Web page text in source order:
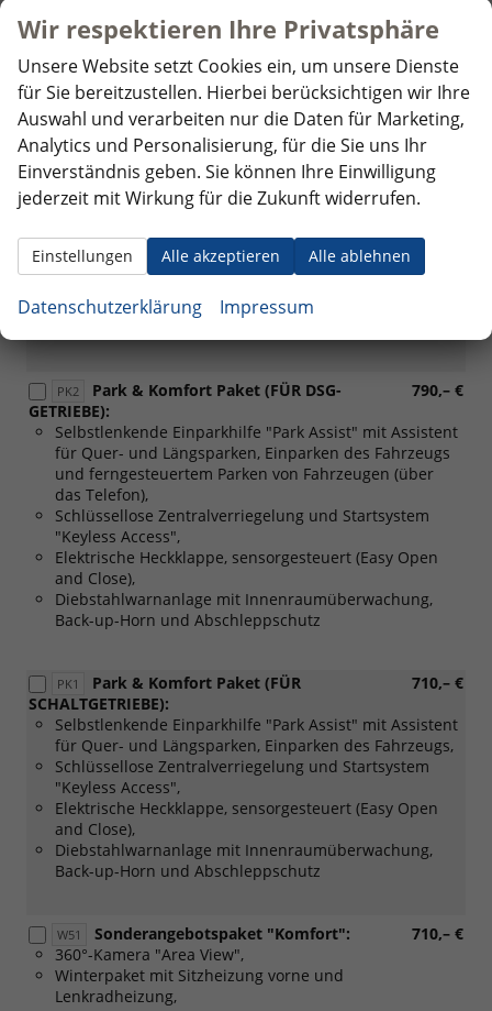
Proaktives Sicherheitssystem
(Nur
für
DSG-
Getriebe)
PF5 330,– €
Assistenzpaket (für Schaltgetriebe):
Aktiver Spurhalteassistent "Travel Assist",
Stauassistent,
Proaktives Sicherheitssystem
für
Schaltgetriebe)
PLB
Licht- und Sicht-Paket Plus:
Fernlichtassistent "Light Assist"(Entfällt in Kombination
PK2 790,– €
Park & Komfort Paket (FÜR DSG-
GETRIEBE):
Selbstlenkende Einparkhilfe "Park Assist" mit Assistent
für Quer- und Längsparken, Einparken des Fahrzeugs
und ferngesteuertem Parken von Fahrzeugen (über
das Telefon),
Schlüssellose Zentralverriegelung und Startsystem
"Keyless Access",
Elektrische Heckklappe, sensorgesteuert (Easy Open
and Close),
Diebstahlwarnanlage mit Innenraumüberwachung,
Back-up-Horn und Abschleppschutz
PK1 710,– €
Park & Komfort Paket (FÜR
SCHALTGETRIEBE):
Selbstlenkende Einparkhilfe "Park Assist" mit Assistent
für Quer- und Längsparken, Einparken des Fahrzeugs,
Schlüssellose Zentralverriegelung und Startsystem
"Keyless Access",
Elektrische Heckklappe, sensorgesteuert (Easy Open
and Close),
Diebstahlwarnanlage mit Innenraumüberwachung,
Back-up-Horn und Abschleppschutz
W51 710,– €
Sonderangebotspaket "Komfort":
360°-Kamera "Area View",
Winterpaket mit Sitzheizung vorne und
Lenkradheizung,
Wir respektieren Ihre Privatsphäre
Unsere Website setzt Cookies ein, um unsere Dienste
für Sie bereitzustellen. Hierbei berücksichtigen wir Ihre
Auswahl und verarbeiten nur die Daten für Marketing,
Analytics und Personalisierung, für die Sie uns Ihr
Einverständnis geben. Sie können Ihre Einwilligung
jederzeit mit Wirkung für die Zukunft widerrufen.
Alle akzeptieren Alle ablehnen
Einstellungen
Datenschutzerklärung Impressum